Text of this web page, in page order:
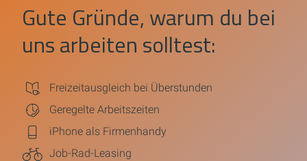
Gute Gründe, warum du bei
uns arbeiten solltest:
Freizeitausgleich bei Überstunden
Geregelte Arbeitszeiten
iPhone als Firmenhandy
Job-Rad-Leasing